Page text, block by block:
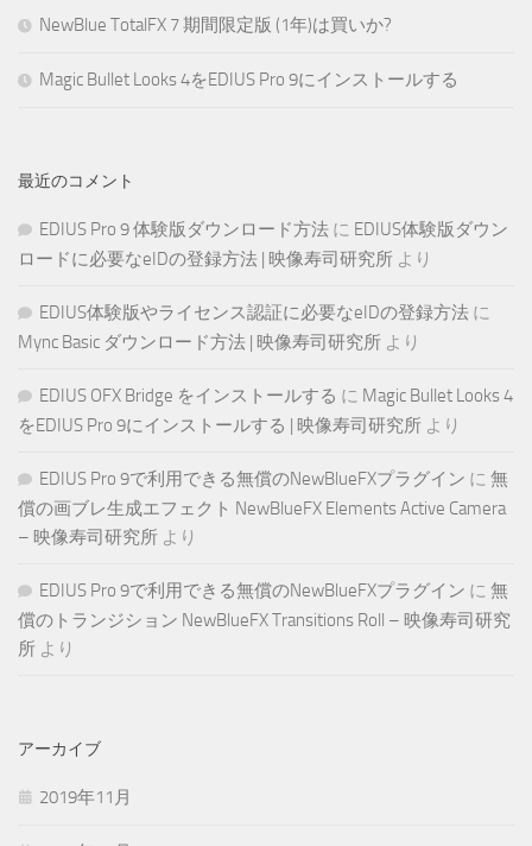
NewBlue TotalFX 7 期間限定版 (1年)は買いか?
Magic Bullet Looks 4をEDIUS Pro 9にインストールする
最近のコメント
EDIUS Pro 9 体験版ダウンロード方法 に EDIUS体験版ダウン
ロードに必要なeIDの登録方法 | 映像寿司研究所 より
EDIUS体験版やライセンス認証に必要なeIDの登録方法 に
Mync Basic ダウンロード方法 | 映像寿司研究所 より
EDIUS OFX Bridge をインストールする に Magic Bullet Looks 4
をEDIUS Pro 9にインストールする | 映像寿司研究所 より
EDIUS Pro 9で利用できる無償のNewBlueFXプラグイン に 無
償の画ブレ生成エフェクト NewBlueFX Elements Active Camera
– 映像寿司研究所 より
EDIUS Pro 9で利用できる無償のNewBlueFXプラグイン に 無
償のトランジション NewBlueFX Transitions Roll – 映像寿司研究
所 より
アーカイブ
2019年11月